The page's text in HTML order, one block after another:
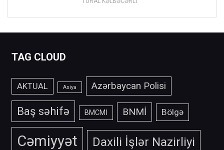
TAG CLOUD
AKTUAL Asiya Azərbaycan Polisi
Baş səhifə BMCMİ BNMİ Bölgə
Cəmiyyət Daxili İşlər Nazirliyi